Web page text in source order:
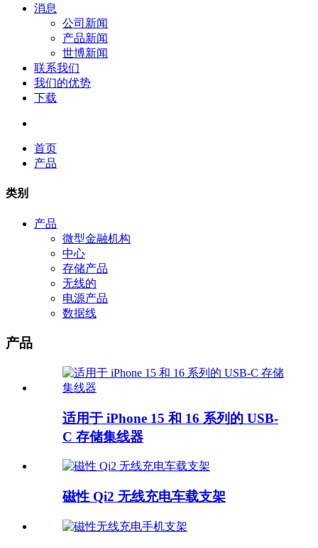
消息
公司新闻
产品新闻
世博新闻
联系我们
我们的优势
下载
首页
产品
类别
产品
微型金融机构
中心
存储产品
无线的
电源产品
数据线
产品
适用于 iPhone 15 和 16 系列的 USB-
C 存储集线器
磁性 Qi2 无线充电车载支架